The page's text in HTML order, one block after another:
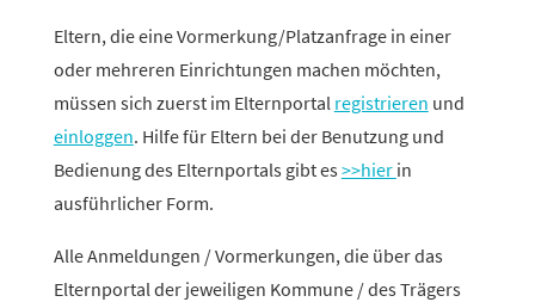
Eltern, die eine Vormerkung/Platzanfrage in einer
oder mehreren Einrichtungen machen möchten,
müssen sich zuerst im Elternportal regis­trieren und
einloggen. Hilfe für Eltern bei der Benutzung und
Bedienung des Elternportals gibt es>>hier in
ausführ­li­cher Form.
Alle Anmeldungen / Vormerkungen, die über das
Elternportal der jewei­ligen Kommune / des Trägers